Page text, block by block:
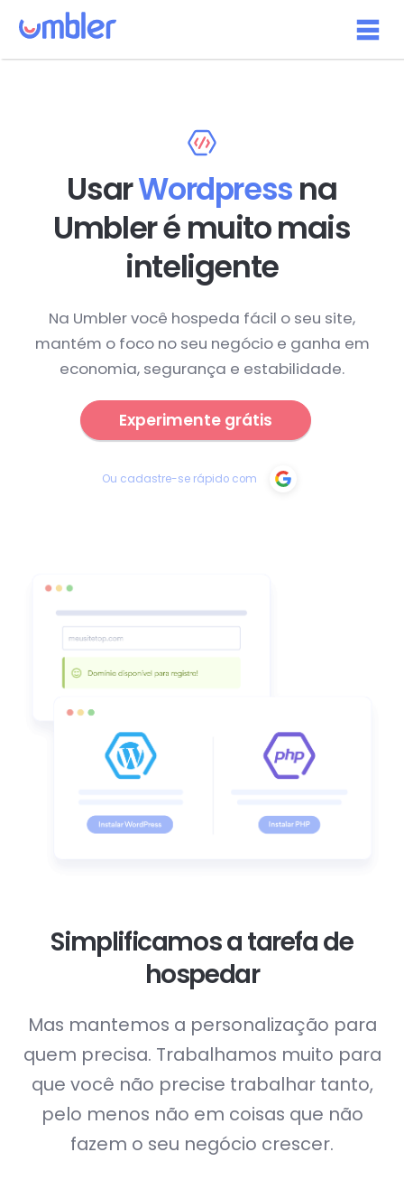
UsarWordpressna
Umbler é muito mais
inteligente
Na Umbler você hospeda fácil o seu site,
mantém o foco no seu negócio e ganha em
economia, segurança e estabilidade.
Experimente grátis
Ou cadastre-se rápido com
Simplificamos a tarefa de
hospedar
Mas mantemos a personalização para
quem precisa. Trabalhamos muito para
que você não precise trabalhar tanto,
pelo menos não em coisas que não
fazem o seu negócio crescer.